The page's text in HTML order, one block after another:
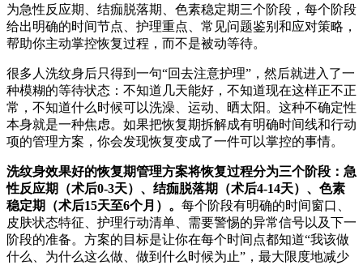
为急性反应期、结痂脱落期、色素稳定期三个阶段，每个阶段
给出明确的时间节点、护理重点、常见问题鉴别和应对策略，
帮助你主动掌控恢复过程，而不是被动等待。
很多人洗纹身后只得到一句“回去注意护理”，然后就进入了一
种模糊的等待状态：不知道几天能好，不知道现在这样正不正
常，不知道什么时候可以洗澡、运动、晒太阳。这种不确定性
本身就是一种焦虑。如果把恢复期拆解成有明确时间线和行动
项的管理方案，你会发现恢复变成了一件可以掌控的事情。
洗纹身效果好的恢复期管理方案将恢复过程分为三个阶段：急
性反应期（术后0-3天）、结痂脱落期（术后4-14天）、色素
稳定期（术后15天至6个月）。 每个阶段有明确的时间窗口、
皮肤状态特征、护理行动清单、需要警惕的异常信号以及下一
阶段的准备。方案的目标是让你在每个时间点都知道“我该做
什么、为什么这么做、做到什么时候为止”，最大限度地减少